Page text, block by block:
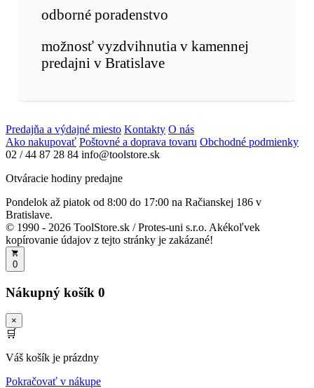
odborné poradenstvo
možnosť vyzdvihnutia v kamennej
predajni v Bratislave
Predajňa a výdajné miesto Kontakty O nás
Ako nakupovať Poštovné a doprava tovaru Obchodné podmienky
02 / 44 87 28 84 info@toolstore.sk
Otváracie hodiny predajne
Pondelok až piatok od 8:00 do 17:00 na Račianskej 186 v
Bratislave.
© 1990 - 2026 ToolStore.sk / Protes-uni s.r.o. Akékoľvek
kopírovanie údajov z tejto stránky je zakázané!
0
Nákupný košík 0
×
🛒
Váš košík je prázdny
Pokračovať v nákupe